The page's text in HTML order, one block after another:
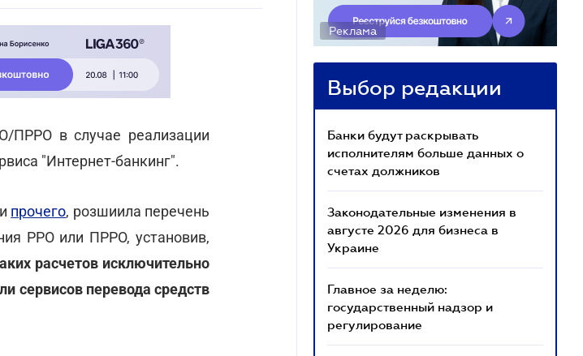
ПРРО в случае реализации
"Интернет-банкинг".
прочего, розшиила перечень
РРО или ПРРО, установив,
расчетов исключительно
сервисов перевода средств
Реклама
Выбор редакции
Банки будут раскрывать
исполнителям больше данных о
счетах должников
Законодательные изменения в
августе 2026 для бизнеса в
Украине
Главное за неделю:
государственный надзор и
регулирование